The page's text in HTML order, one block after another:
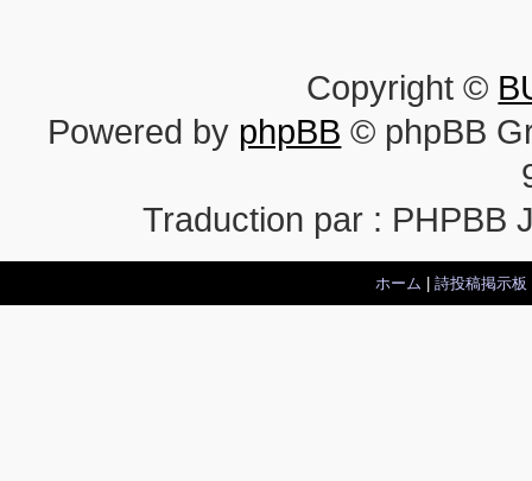
Copyright ©
Powered by phpBB © phpBB
Traduction par : PHPBB
ホーム 詩投稿掲示板